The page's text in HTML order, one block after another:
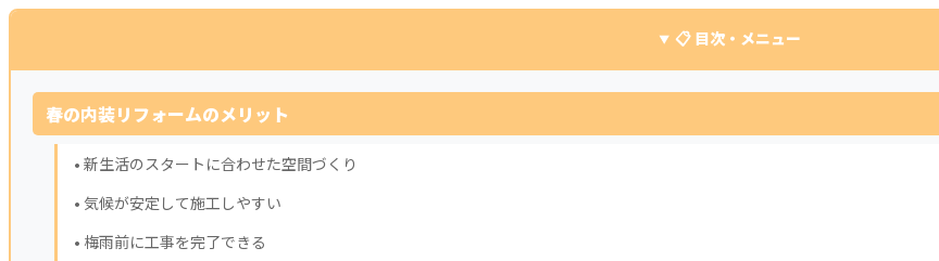
📋 目次・メニュー
春の内装リフォームのメリット
• 新生活のスタートに合わせた空間づくり
• 気候が安定して施工しやすい
• 梅雨前に工事を完了できる